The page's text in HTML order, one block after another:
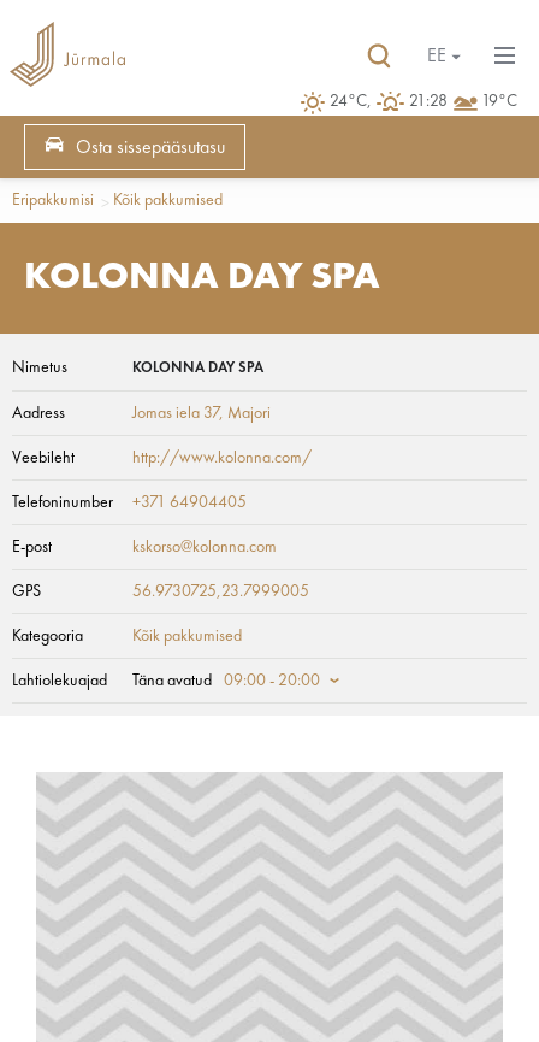
24°C, 21:28 19°C
EE
Osta sissepääsutasu
Eripakkumisi Kõik pakkumised
KOLONNA DAY SPA
Nimetus KOLONNA DAY SPA
Aadress Jomas iela 37, Majori
Veebileht http://www.kolonna.com/
Telefoninumber +371 64904405
E-post kskorso@kolonna.com
GPS 56.9730725,23.7999005
Kategooria Kõik pakkumised
Lahtiolekuajad Täna avatud 09:00 - 20:00